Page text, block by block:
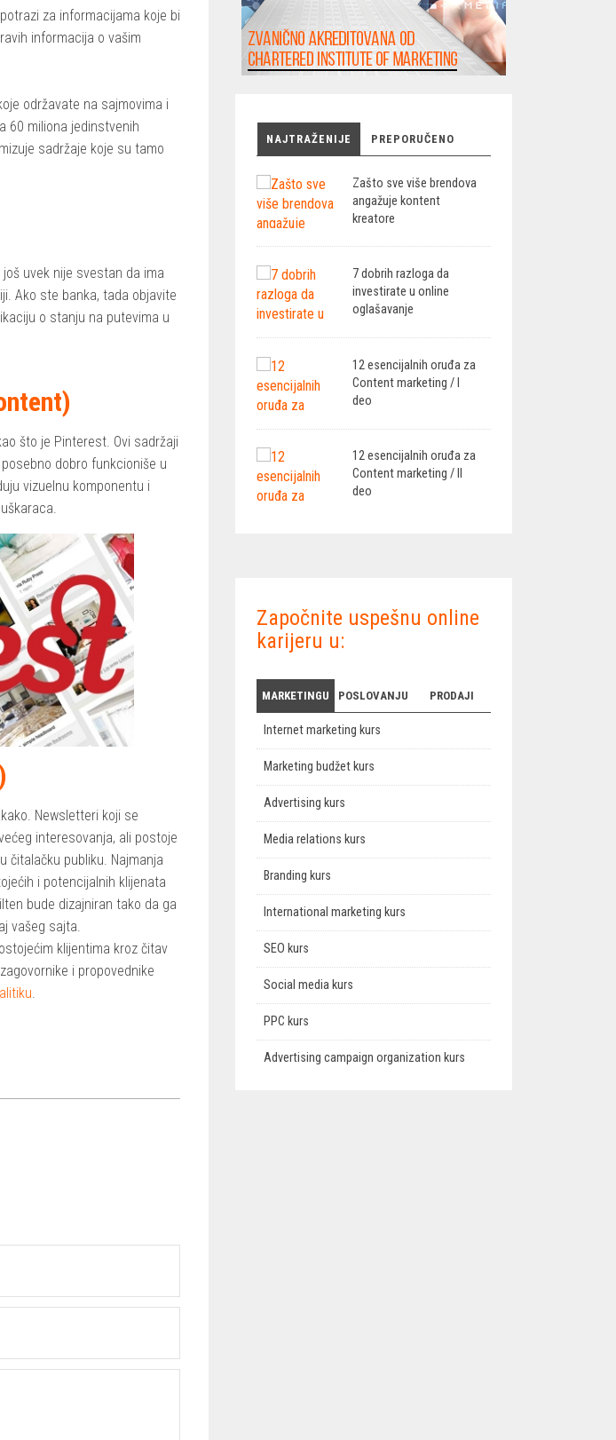
za informacijama koje bi
informacija o vašim
održavate na sajmovima i
60 miliona jedinstvenih
sadržaje koje su tamo
uvek nije svestan da ima
Ako ste banka, tada objavite
o stanju na putevima u
što je Pinterest. Ovi sadržaji
dobro funkcioniše u
vizuelnu komponentu i
Newsletteri koji se
interesovanja, ali postoje
čitalačku publiku. Najmanja
i potencijalnih klijenata
bude dizajniran tako da ga
vašeg sajta.
klijentima kroz čitav
i propovednike
.
NAJTRAŽENIJE PREPORUČENO
Zašto sve više brendova
angažuje kontent
kreatore
7 dobrih razloga da
investirate u online
oglašavanje
12 esencijalnih oruđa za
Content marketing / I
deo
12 esencijalnih oruđa za
Content marketing / II
deo
Započnite uspešnu online
karijeru u:
MARKETINGU POSLOVANJU PRODAJI
Internet marketing kurs
Marketing budžet kurs
Advertising kurs
Media relations kurs
Branding kurs
International marketing kurs
SEO kurs
Social media kurs
PPC kurs
Advertising campaign organization kurs